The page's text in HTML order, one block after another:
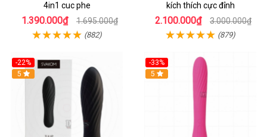
4in1 cuc phe
1.390.000₫ 1.695.000₫
(882)
kích thích cực đỉnh
2.100.000₫ 3.000.000₫
(879)
-22%
Hot
5
-33%
Hot
5